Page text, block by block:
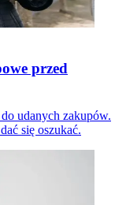
przed
udanych zakupów.
się oszukać.